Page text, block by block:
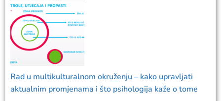
Rad u multikulturalnom okruženju – kako upravljati
aktualnim promjenama i što psihologija kaže o tome